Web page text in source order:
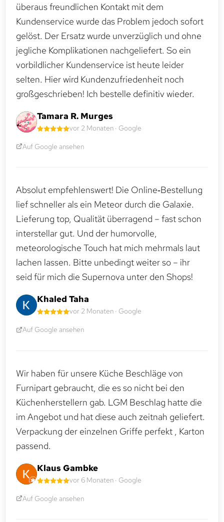
überaus freundlichen Kontakt mit dem
Kundenservice wurde das Problem jedoch sofort
gelöst. Der Ersatz wurde unverzüglich und ohne
jegliche Komplikationen nachgeliefert. So ein
vorbildlicher Kundenservice ist heute leider
selten. Hier wird Kundenzufriedenheit noch
großgeschrieben! Ich bestelle definitiv wieder.
Tamara R. Murges
vor 2 Monaten · Google
Auf Google ansehen
Absolut empfehlenswert! Die Online‑Bestellung
lief schneller als ein Meteor durch die Galaxie.
Lieferung top, Qualität überragend – fast schon
interstellar gut. Und der humorvolle,
meteorologische Touch hat mich mehrmals laut
lachen lassen. Bitte unbedingt weiter so – ihr
seid für mich die Supernova unter den Shops!
Khaled Taha
vor 2 Monaten · Google
Auf Google ansehen
Wir haben für unsere Küche Beschläge von
Furnipart gebraucht, die es so nicht bei den
Küchenherstellern gab. LGM Beschlag hatte die
im Angebot und hat diese auch zeitnah geliefert.
Verpackung der einzelnen Griffe perfekt , Karton
passend.
Klaus Gambke
vor 6 Monaten · Google
Auf Google ansehen